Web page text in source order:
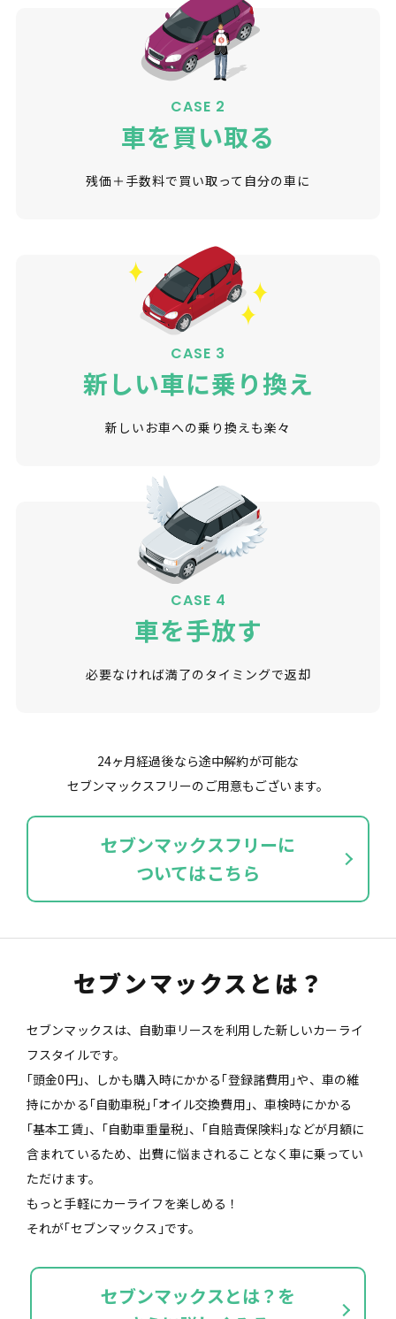
CASE 2
車を買い取る
残価＋手数料で買い取って自分の車に
CASE 3
新しい車に乗り換え
新しいお車への乗り換えも楽々
CASE 4
車を手放す
必要なければ満了のタイミングで返却
24ヶ月経過後なら途中解約が可能な
セブンマックスフリーのご用意もございます。
セブンマックスフリーに
ついてはこちら
セブンマックスとは？
セブンマックスは、自動車リースを利用した新しいカーライ
フスタイルです。
｢頭金0円｣、しかも購入時にかかる｢登録諸費用｣や、車の維
持にかかる｢自動車税｣ ｢オイル交換費用｣、車検時にかかる
｢基本工賃｣、｢自動車重量税｣、｢自賠責保険料｣などが月額に
含まれているため、出費に悩まされることなく車に乗ってい
ただけます。
もっと手軽にカーライフを楽しめる！
それが｢セブンマックス｣です。
セブンマックスとは？を